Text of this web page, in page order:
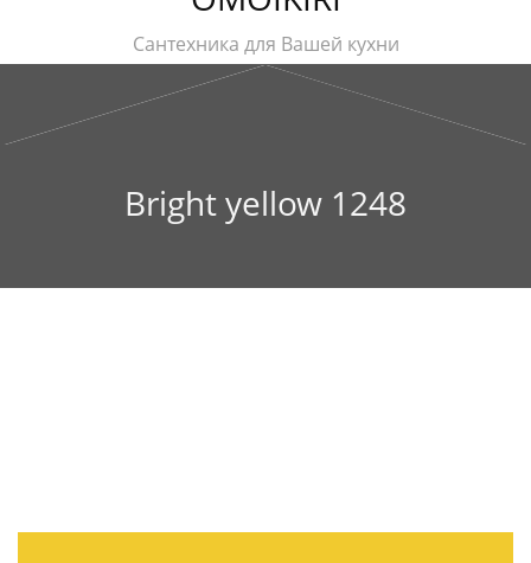
Сантехника для Вашей кухни
Bright yellow 1248